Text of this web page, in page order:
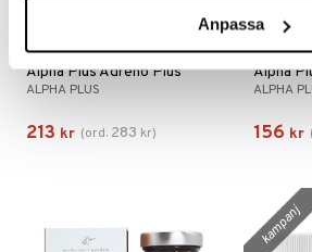
Anpassa
Alpha Plus Adreno Plus
ALPHA PLUS
213 kr (ord. 283 kr)
ALPHA
156 kr (
kampanj